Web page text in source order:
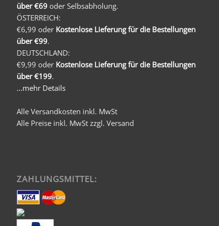
über €69oder Selbsabholung.
ÖSTERREICH:
€6,99 oder Kostenlose Lieferung für die Bestellungen
über €99.
DEUTSCHLAND:
€9,99 oder Kostenlose Lieferung für die Bestellungen
über €199.
...mehr Details
Alle Versandkosten inkl. MwSt
Alle Preise inkl. MwSt zzgl. Versand
ZAHLUNGSMITTEL: